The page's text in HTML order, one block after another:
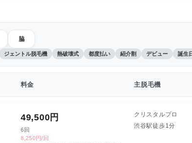
脇
ジェントル脱毛機 熱破壊式 都度払い 紹介割 デビュー 誕生
料金 主脱毛機
49,500 円
6回
8,250円/回
クリスタルプロ
渋谷駅徒歩1分